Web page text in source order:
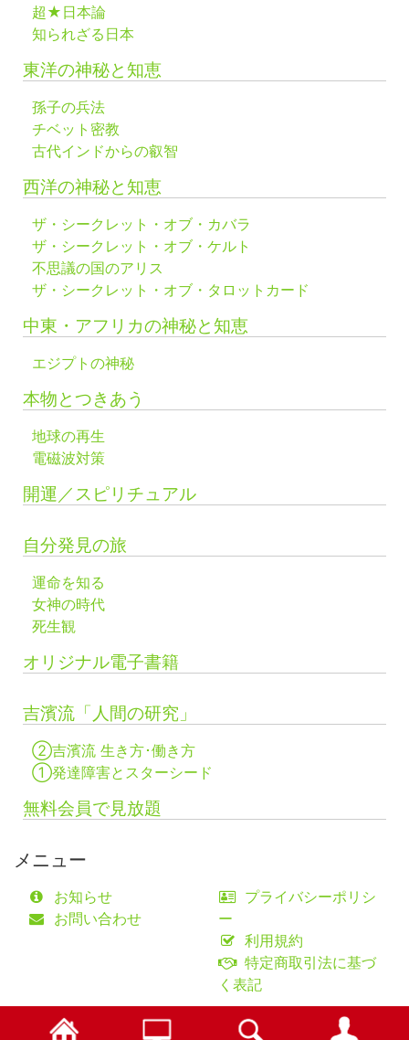
超★日本論
知られざる日本
東洋の神秘と知恵
孫子の兵法
チベット密教
古代インドからの叡智
西洋の神秘と知恵
ザ・シークレット・オブ・カバラ
ザ・シークレット・オブ・ケルト
不思議の国のアリス
ザ・シークレット・オブ・タロットカード
中東・アフリカの神秘と知恵
エジプトの神秘
本物とつきあう
地球の再生
電磁波対策
開運／スピリチュアル
自分発見の旅
運命を知る
女神の時代
死生観
オリジナル電子書籍
吉濱流「人間の研究」
②吉濱流 生き方･働き方
①発達障害とスターシード
無料会員で見放題
メニュー
お知らせ
お問い合わせ
プライバシーポリシ
ー
利用規約
特定商取引法に基づ
く表記
©fifty-one collaborations Co.,Ltd.